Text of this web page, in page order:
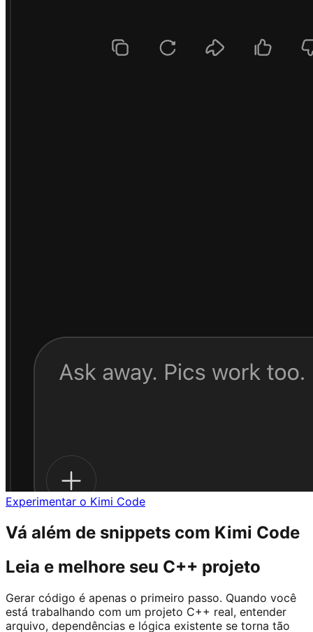
Experimentar o Kimi Code
Vá além de snippets com Kimi Code
Leia e melhore seu C++ projeto
Gerar código é apenas o primeiro passo. Quando você
está trabalhando com um projeto C++ real, entender
arquivo, dependências e lógica existente se torna tão